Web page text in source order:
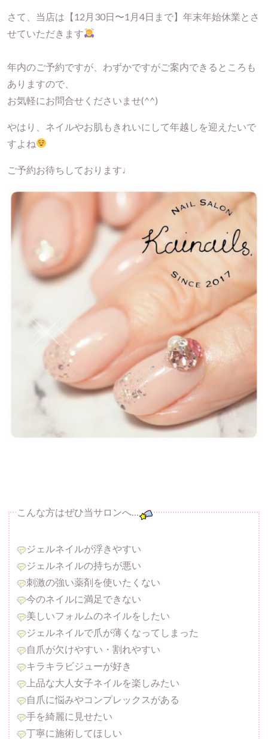
さて、当店は【12月30日〜1月4日まで】年末年始休業とさ
せていただきます
年内のご予約ですが、わずかですがご案内できるところも
ありますので、
お気軽にお問合せくださいませ(^^)
やはり、ネイルやお肌もきれいにして年越しを迎えたいで
すよね
ご予約お待ちしております♩
こんな方はぜひ当サロンへ…
ジェルネイルが浮きやすい
ジェルネイルの持ちが悪い
刺激の強い薬剤を使いたくない
今のネイルに満足できない
美しいフォルムのネイルをしたい
ジェルネイルで爪が薄くなってしまった
自爪が欠けやすい・割れやすい
キラキラビジューが好き
上品な大人女子ネイルを楽しみたい
自爪に悩みやコンプレックスがある
手を綺麗に見せたい
丁寧に施術してほしい